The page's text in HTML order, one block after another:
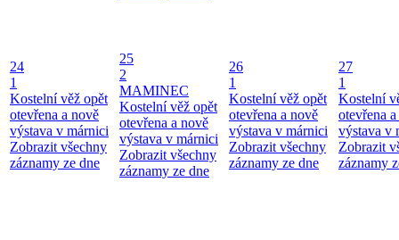
24
1
Kostelní věž opět
otevřena a nově
výstava v márnici
Zobrazit všechny
záznamy ze dne
25
2
MAMINEC
Kostelní věž opět
otevřena a nově
výstava v márnici
Zobrazit všechny
záznamy ze dne
26
1
Kostelní věž opět
otevřena a nově
výstava v márnici
Zobrazit všechny
záznamy ze dne
27
1
Kostelní
otevřena
výstava v
Zobrazit
záznamy